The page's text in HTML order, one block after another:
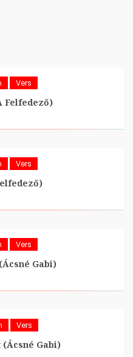
Vers
Felfedező)
Vers
Vers
Gabi)
Vers
Gabi)